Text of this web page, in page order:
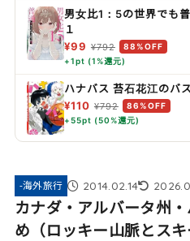
男女比1：5の世界でも
１
¥99 ¥792
88%OFF
+1pt (1%還元)
ハナバス 苔石花江のバ
¥110 ¥792
86%OFF
+55pt (50%還元)
-海外旅行 2014.02.14
カナダ・アルバータ州
め（ロッキー山脈とス